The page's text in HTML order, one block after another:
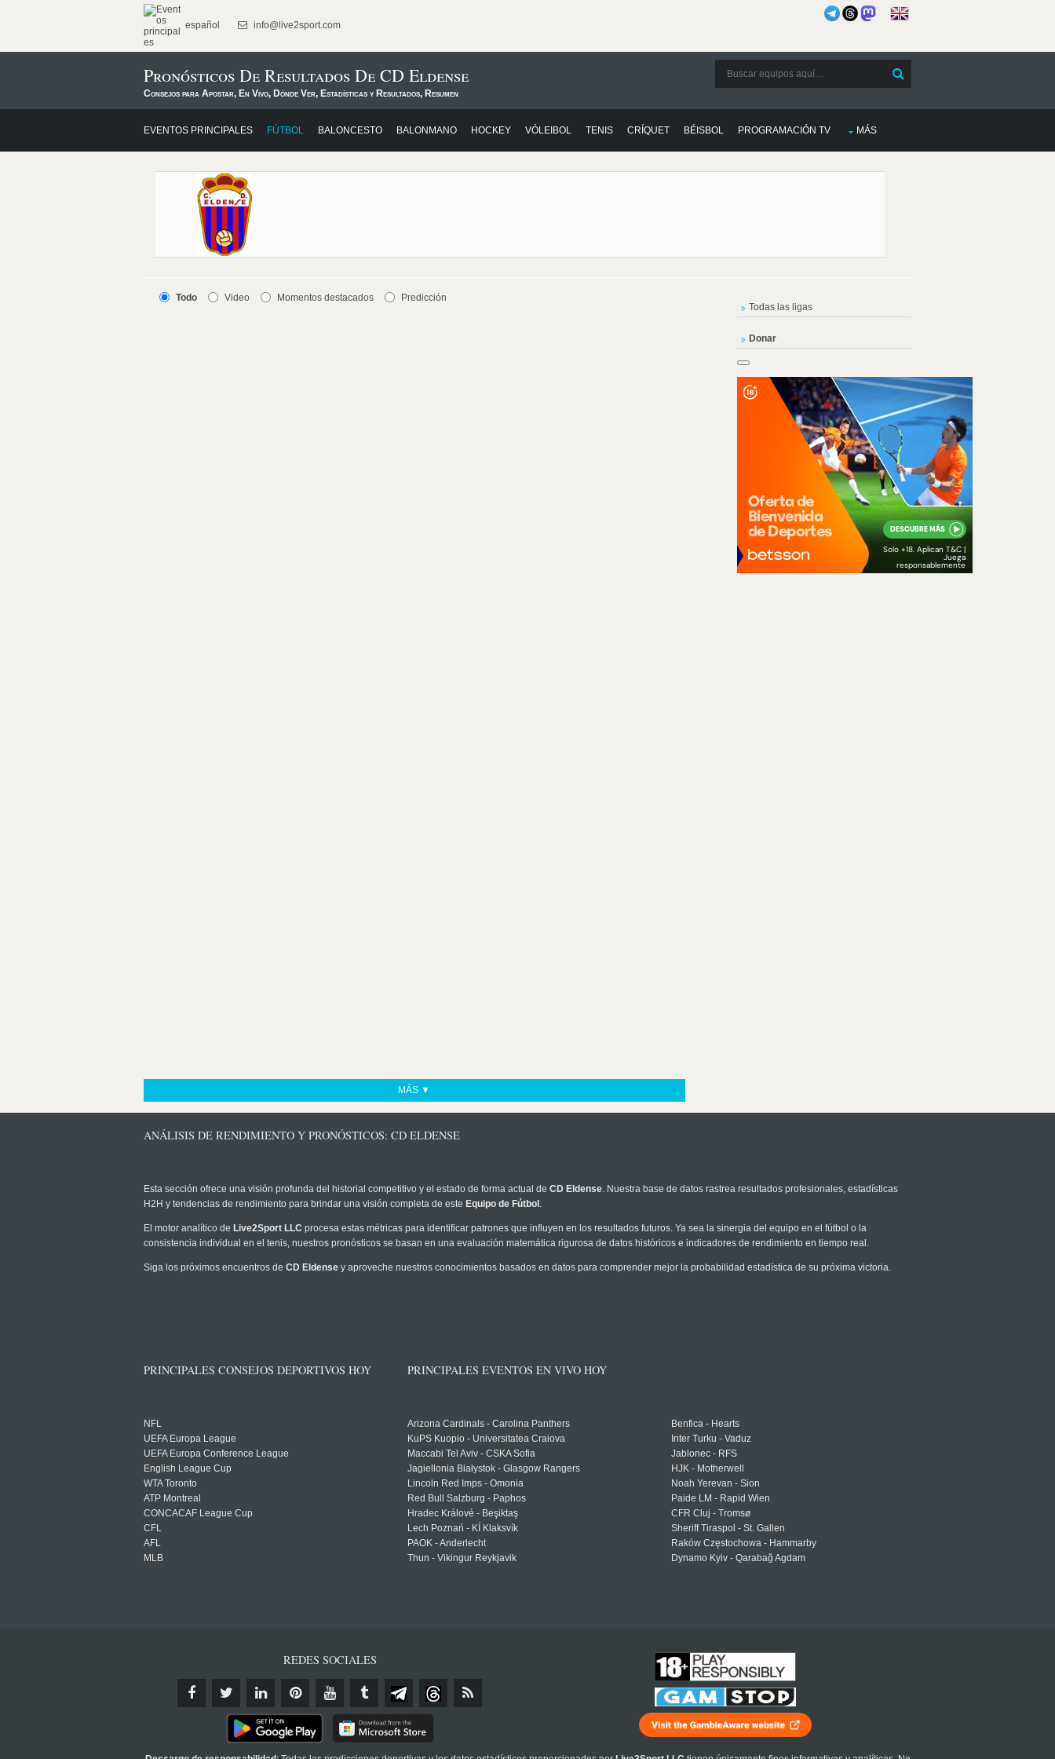
español info@live2sport.com
Pronósticos De Resultados De CD Eldense
Consejos para Apostar, En Vivo, Dónde Ver, Estadísticas y Resultados, Resumen
EVENTOS PRINCIPALES FÚTBOL BALONCESTO BALONMANO HOCKEY VÓLEIBOL TENIS CRÍQUET BÉISBOL PROGRAMACIÓN TV MÁS
Todo Video Momentos destacados Predicción
MÁS ▼
Todas las ligas
Donar
ANÁLISIS DE RENDIMIENTO Y PRONÓSTICOS: CD ELDENSE
Esta sección ofrece una visión profunda del historial competitivo y el estado de forma actual de CD Eldense. Nuestra base de datos rastrea resultados profesionales, estadísticas
H2H y tendencias de rendimiento para brindar una visión completa de este Equipo de Fútbol .
El motor analítico de Live2Sport LLC procesa estas métricas para identificar patrones que influyen en los resultados futuros. Ya sea la sinergia del equipo en el fútbol o la
consistencia individual en el tenis, nuestros pronósticos se basan en una evaluación matemática rigurosa de datos históricos e indicadores de rendimiento en tiempo real.
Siga los próximos encuentros de CD Eldense y aproveche nuestros conocimientos basados en datos para comprender mejor la probabilidad estadística de su próxima victoria.
PRINCIPALES CONSEJOS DEPORTIVOS HOY
NFL
UEFA Europa League
UEFA Europa Conference League
English League Cup
WTA Toronto
ATP Montreal
CONCACAF League Cup
CFL
AFL
MLB
PRINCIPALES EVENTOS EN VIVO HOY
Arizona Cardinals - Carolina Panthers
KuPS Kuopio - Universitatea Craiova
Maccabi Tel Aviv - CSKA Sofia
Jagiellonia Białystok - Glasgow Rangers
Lincoln Red Imps - Omonia
Red Bull Salzburg - Paphos
Hradec Králové - Beşiktaş
Lech Poznań - KÍ Klaksvík
PAOK - Anderlecht
Thun - Vikingur Reykjavik
Benfica - Hearts
Inter Turku - Vaduz
Jablonec - RFS
HJK - Motherwell
Noah Yerevan - Sion
Paide LM - Rapid Wien
CFR Cluj - Tromsø
Sheriff Tiraspol - St. Gallen
Raków Częstochowa - Hammarby
Dynamo Kyiv - Qarabağ Agdam
REDES SOCIALES